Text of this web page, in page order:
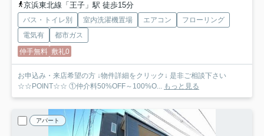
京浜東北線「王子」駅 徒歩15分
バス・トイレ別 室内洗濯機置場 エアコン
フローリング
電気有
都市ガス
仲手無料 敷礼0
お申込み・来店希望の方 ↓物件詳細をクリック↓ 是非ご相談下さい
☆☆POINT☆☆ ①仲介料50%OFF～100%O... もっと見る
アパート